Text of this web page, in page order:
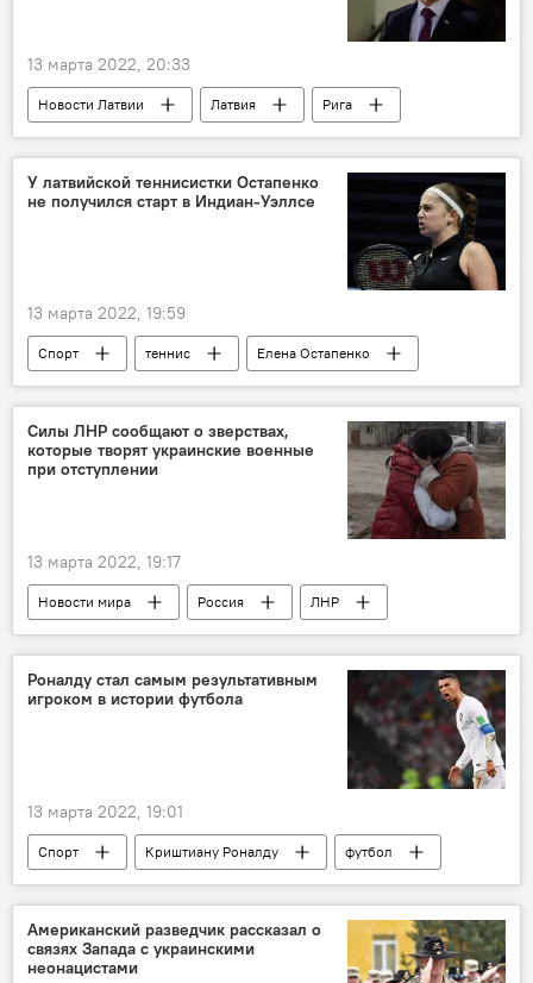
13 марта 2022, 20:33
Новости Латвии Латвия
Рига
латышский язык
русский язык
Украина
У латвийской теннисистки Остапенко
не получился старт в Индиан-Уэллсе
13 марта 2022, 19:59
Спорт теннис
Елена Остапенко
Латвия
Силы ЛНР сообщают о зверствах,
которые творят украинские военные
при отступлении
13 марта 2022, 19:17
Новости мира Россия
ЛНР
ВСУ
Операция по демилитаризации Украины
Роналду стал самым результативным
игроком в истории футбола
13 марта 2022, 19:01
Спорт Криштиану Роналду футбол
Американский разведчик рассказал о
связях Запада с украинскими
неонацистами